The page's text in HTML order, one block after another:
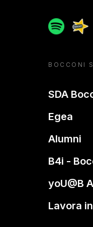
Spotify
BOCCONI
SDA
Egea
Alumni
B4i -
yoU@B
Lavora